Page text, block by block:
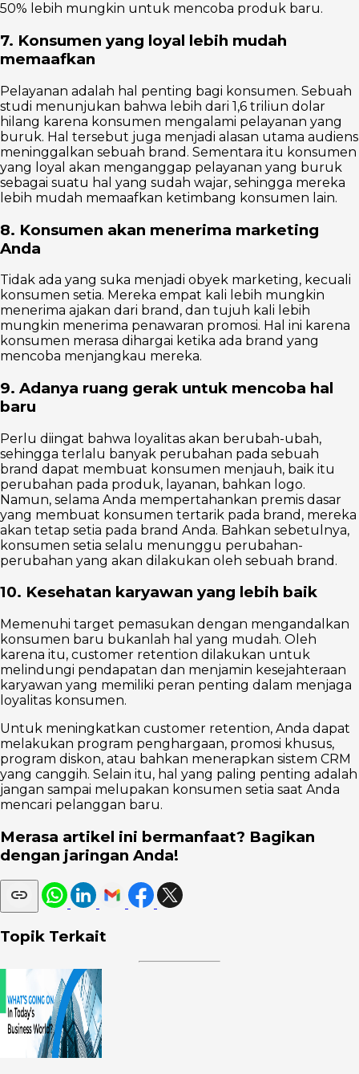
50% lebih mungkin untuk mencoba produk baru.
7. Konsumen yang loyal lebih mudah
memaafkan
Pelayanan adalah hal penting bagi konsumen. Sebuah
studi menunjukan bahwa lebih dari 1,6 triliun dolar
hilang karena konsumen mengalami pelayanan yang
buruk. Hal tersebut juga menjadi alasan utama audiens
meninggalkan sebuah brand. Sementara itu konsumen
yang loyal akan menganggap pelayanan yang buruk
sebagai suatu hal yang sudah wajar, sehingga mereka
lebih mudah memaafkan ketimbang konsumen lain.
8. Konsumen akan menerima marketing
Anda
Tidak ada yang suka menjadi obyek marketing, kecuali
konsumen setia. Mereka empat kali lebih mungkin
menerima ajakan dari brand, dan tujuh kali lebih
mungkin menerima penawaran promosi. Hal ini karena
konsumen merasa dihargai ketika ada brand yang
mencoba menjangkau mereka.
9. Adanya ruang gerak untuk mencoba hal
baru
Perlu diingat bahwa loyalitas akan berubah-ubah,
sehingga terlalu banyak perubahan pada sebuah
brand dapat membuat konsumen menjauh, baik itu
perubahan pada produk, layanan, bahkan logo.
Namun, selama Anda mempertahankan premis dasar
yang membuat konsumen tertarik pada brand, mereka
akan tetap setia pada brand Anda. Bahkan sebetulnya,
konsumen setia selalu menunggu perubahan-
perubahan yang akan dilakukan oleh sebuah brand.
10. Kesehatan karyawan yang lebih baik
Memenuhi target pemasukan dengan mengandalkan
konsumen baru bukanlah hal yang mudah. Oleh
karena itu, customer retention dilakukan untuk
melindungi pendapatan dan menjamin kesejahteraan
karyawan yang memiliki peran penting dalam menjaga
loyalitas konsumen.
Untuk meningkatkan customer retention, Anda dapat
melakukan program penghargaan, promosi khusus,
program diskon, atau bahkan menerapkan sistem CRM
yang canggih. Selain itu, hal yang paling penting adalah
jangan sampai melupakan konsumen setia saat Anda
mencari pelanggan baru.
Merasa artikel ini bermanfaat? Bagikan
dengan jaringan Anda!
Topik Terkait